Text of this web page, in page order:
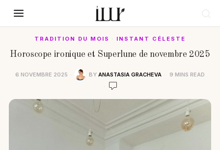
TRADITION DU MOIS · INSTANT CÉLESTE
Horoscope ironique et Superlune de novembre 2025
6 NOVEMBRE 2025 BY ANASTASIA GRACHEVA 9 MINS READ